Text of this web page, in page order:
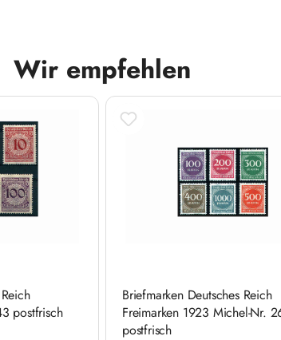
Wir empfehlen
postfrisch
Briefmarken Deutsches Reich
Freimarken 1923 Michel-Nr.
postfrisch